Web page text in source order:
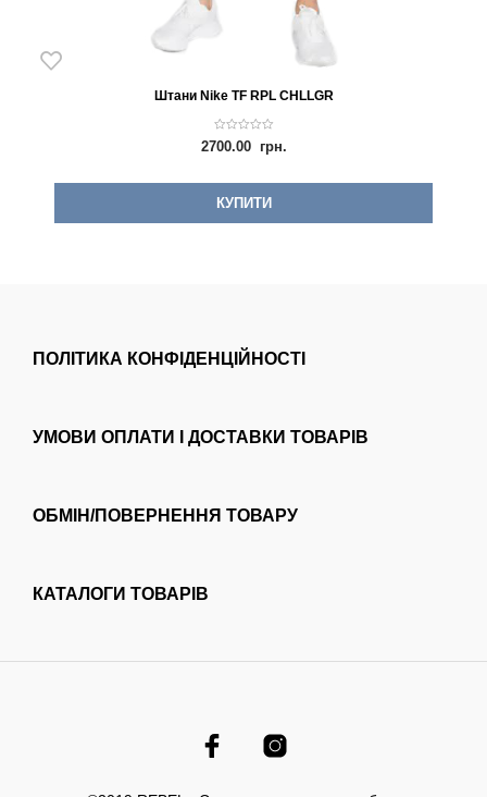
Штани Nike TF RPL CHLLGR
0
o
o
5
2700.00 грн.
КУПИТИ
ПОЛІТИКА КОНФІДЕНЦІЙНОСТІ
УМОВИ ОПЛАТИ І ДОСТАВКИ ТОВАРІВ
ОБМІН/ПОВЕРНЕННЯ ТОВАРУ
КАТАЛОГИ ТОВАРІВ